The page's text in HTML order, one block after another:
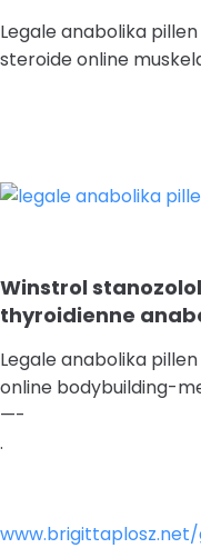
Legale anabolika
steroide online
Winstrol
thyroidienne
Legale anabolika
online bodybuilding-
—-
.